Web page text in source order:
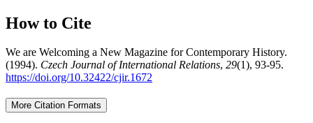
How to Cite
We are Welcoming a New Magazine for Contemporary History.
(1994). Czech Journal of International Relations, 29(1), 93-95.
https://doi.org/10.32422/cjir.1672
More Citation Formats